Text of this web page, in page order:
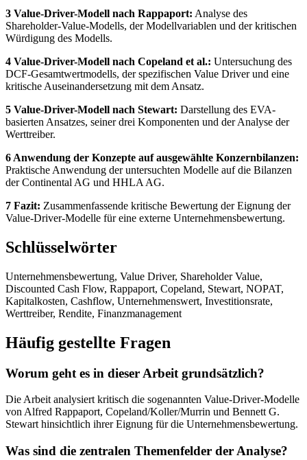
3 Value-Driver-Modell nach Rappaport: Analyse des
Shareholder-Value-Modells, der Modellvariablen und der kritischen
Würdigung des Modells.
4 Value-Driver-Modell nach Copeland et al.: Untersuchung des
DCF-Gesamtwertmodells, der spezifischen Value Driver und eine
kritische Auseinandersetzung mit dem Ansatz.
5 Value-Driver-Modell nach Stewart: Darstellung des EVA-
basierten Ansatzes, seiner drei Komponenten und der Analyse der
Werttreiber.
6 Anwendung der Konzepte auf ausgewählte Konzernbilanzen:
Praktische Anwendung der untersuchten Modelle auf die Bilanzen
der Continental AG und HHLA AG.
7 Fazit: Zusammenfassende kritische Bewertung der Eignung der
Value-Driver-Modelle für eine externe Unternehmensbewertung.
Schlüsselwörter
Unternehmensbewertung, Value Driver, Shareholder Value,
Discounted Cash Flow, Rappaport, Copeland, Stewart, NOPAT,
Kapitalkosten, Cashflow, Unternehmenswert, Investitionsrate,
Werttreiber, Rendite, Finanzmanagement
Häufig gestellte Fragen
Worum geht es in dieser Arbeit grundsätzlich?
Die Arbeit analysiert kritisch die sogenannten Value-Driver-Modelle
von Alfred Rappaport, Copeland/Koller/Murrin und Bennett G.
Stewart hinsichtlich ihrer Eignung für die Unternehmensbewertung.
Was sind die zentralen Themenfelder der Analyse?